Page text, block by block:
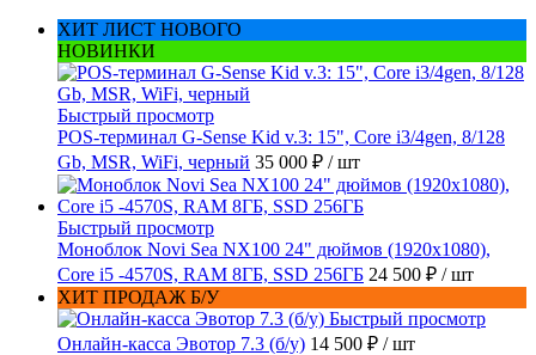
ХИТ ЛИСТ НОВОГО
НОВИНКИ
Быстрый просмотр
POS-терминал G-Sense Kid v.3: 15", Core i3/4gen, 8/128
Gb, MSR, WiFi, черный 35 000 ₽ / шт
Быстрый просмотр
Моноблок Novi Sea NX100 24" дюймов (1920x1080),
Core i5 -4570S, RAM 8ГБ, SSD 256ГБ 24 500 ₽ / шт
ХИТ ПРОДАЖ Б/У
Быстрый просмотр
Онлайн-касса Эвотор 7.3 (б/у) 14 500 ₽ / шт